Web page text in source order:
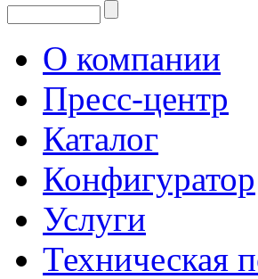
О компании
Пресс-центр
Каталог
Конфигуратор
Услуги
Техническая